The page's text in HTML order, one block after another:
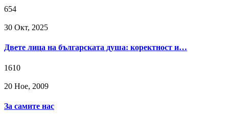
654
30 Окт, 2025
Двете лица на българската душа: коректност и…
1610
20 Ное, 2009
За самите нас